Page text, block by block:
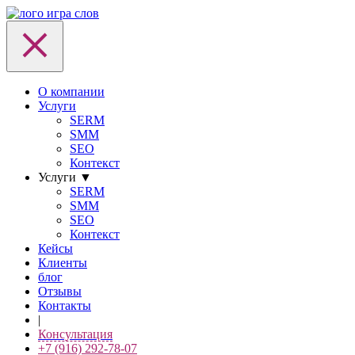
О компании
Услуги
SERM
SMM
SEO
Контекст
Услуги ▼
SERM
SMM
SEO
Контекст
Кейсы
Клиенты
блог
Отзывы
Контакты
|
Консультация
+7 (916) 292-78-07